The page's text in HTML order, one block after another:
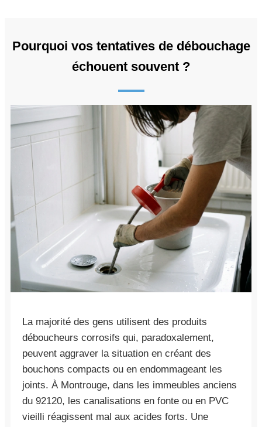
Pourquoi vos tentatives de débouchage
échouent souvent ?
La majorité des gens utilisent des produits
déboucheurs corrosifs qui, paradoxalement,
peuvent aggraver la situation en créant des
bouchons compacts ou en endommageant les
joints. À Montrouge, dans les immeubles anciens
du 92120, les canalisations en fonte ou en PVC
vieilli réagissent mal aux acides forts. Une